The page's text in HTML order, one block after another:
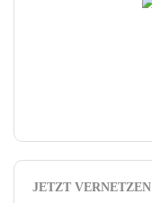
JETZT VERNETZEN